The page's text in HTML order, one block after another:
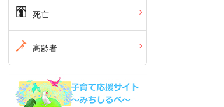
死亡
高齢者